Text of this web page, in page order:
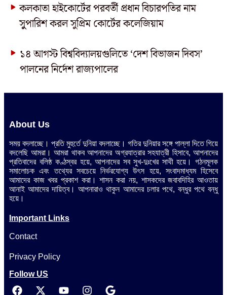
কলকাতা হাইকোর্টের পরবর্তী প্রধান বিচারপতির নাম
সুুপারিশ করল সুপ্রিম কোর্টের কলেজিয়াম
১৪ আগস্ট বিশ্ববিদ্যালয়গুলিতে ‘দেশ বিভাজন দিবস’
পালনের নির্দেশ রাজ্যপালের
About Us
সময় বদলাচ্ছে। প্রতি মুহুর্তে দুনিয়া বদলাচ্ছে। গতির দুনিয়ার সঙ্গে পাল্লা দিতে গিয়ে
বদলেছি আমরা। আমরা থাকব আপনাদের অগ্রযাত্রার সহযাত্রী হিসাবে, আপনাদের
প্রতিবাদের বলিষ্ঠ কণ্ঠস্বর হয়ে, আপনাদের সব সুখ-দুঃখের সাথী হয়ে। গঠনমূলক
সমালোচক এবং তথ্যের সবচেয়ে নির্ভরযোগ্য উ‍ৎস হয়ে, সংবাদমাধ্যম হিসেবে
আমাদের কাজ খবর প্রকাশ করা। শাসন করা নয়, শাসকদের জবাবদিহির আওতায়
আনাই আমাদের দায়িত্ব। আপনারাও থাকুন আমাদের চলার পথে, বন্ধুর পথে বন্ধু
হয়ে।
Important Links
Contact
Privacy Policy
Follow US